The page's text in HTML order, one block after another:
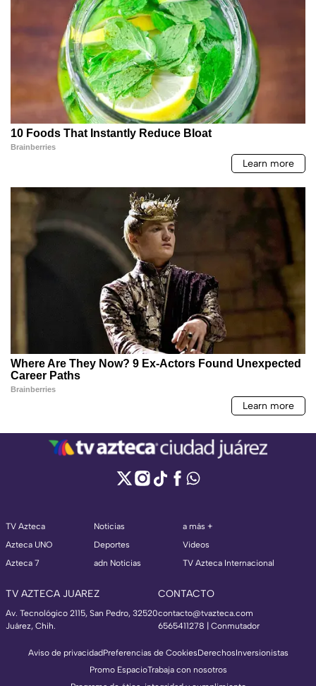
TV Azteca
Azteca UNO
Azteca 7
Noticias
Deportes
adn Noticias
a más +
Videos
TV Azteca Internacional
TV AZTECA JUAREZ
Av. Tecnológico 2115, San Pedro, 32520
Juárez, Chih.
CONTACTO
contacto@tvazteca.com
6565411278 | Conmutador
Aviso de privacidadPreferencias de CookiesDerechosInversionistas
Promo EspacioTrabaja con nosotros